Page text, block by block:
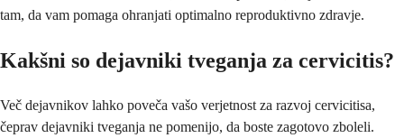
tam, da vam pomaga ohranjati optimalno reproduktivno zdravje.
Kakšni so dejavniki tveganja za cervicitis?
Več dejavnikov lahko poveča vašo verjetnost za razvoj cervicitisa,
čeprav dejavniki tveganja ne pomenijo, da boste zagotovo zboleli.